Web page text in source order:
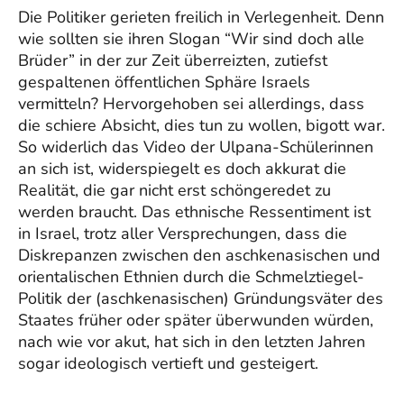
Die Politiker gerieten freilich in Verlegenheit. Denn
wie sollten sie ihren Slogan “Wir sind doch alle
Brüder” in der zur Zeit überreizten, zutiefst
gespaltenen öffentlichen Sphäre Israels
vermitteln? Hervorgehoben sei allerdings, dass
die schiere Absicht, dies tun zu wollen, bigott war.
So widerlich das Video der Ulpana-Schülerinnen
an sich ist, widerspiegelt es doch akkurat die
Realität, die gar nicht erst schöngeredet zu
werden braucht. Das ethnische Ressentiment ist
in Israel, trotz aller Versprechungen, dass die
Diskrepanzen zwischen den aschkenasischen und
orientalischen Ethnien durch die Schmelztiegel-
Politik der (aschkenasischen) Gründungsväter des
Staates früher oder später überwunden würden,
nach wie vor akut, hat sich in den letzten Jahren
sogar ideologisch vertieft und gesteigert.